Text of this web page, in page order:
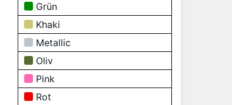
Grün
Khaki
Metallic
Oliv
Pink
Rot